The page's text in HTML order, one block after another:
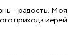
– радость. Моя
прихода иерей